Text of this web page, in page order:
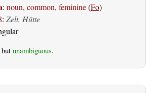
: noun, common, feminine(Fo)
: Zelt, Hütte
unambiguous.